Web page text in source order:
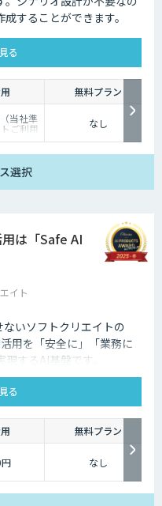
することができます。
る
無料プラン
当社準
ご利用 なし
選択
は「Safe AI
イト
いソフトクリエイトの
用を「安全に」「業務に
するAI基盤です。
ます。
る
無料プラン
なし